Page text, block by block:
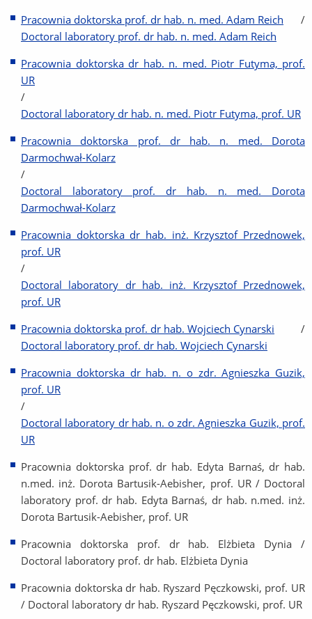
Pracownia doktorska prof. dr hab. n. med. Adam Reich /
Doctoral laboratory prof. dr hab. n. med. Adam Reich
Pracownia doktorska dr hab. n. med. Piotr Futyma, prof.
UR
/
Doctoral laboratory dr hab. n. med. Piotr Futyma, prof. UR
Pracownia doktorska prof. dr hab. n. med. Dorota
Darmochwał-Kolarz
/
Doctoral laboratory prof. dr hab. n. med. Dorota
Darmochwał-Kolarz
Pracownia doktorska dr hab. inż. Krzysztof Przednowek,
prof. UR
/
Doctoral laboratory dr hab. inż. Krzysztof Przednowek,
prof. UR
Pracownia doktorska prof. dr hab. Wojciech Cynarski /
Doctoral laboratory prof. dr hab. Wojciech Cynarski
Pracownia doktorska dr hab. n. o zdr. Agnieszka Guzik,
prof. UR
/
Doctoral laboratory dr hab. n. o zdr. Agnieszka Guzik, prof.
UR
Pracownia doktorska prof. dr hab. Edyta Barnaś, dr hab.
n.med. inż. Dorota Bartusik-Aebisher, prof. UR / Doctoral
laboratory prof. dr hab. Edyta Barnaś, dr hab. n.med. inż.
Dorota Bartusik-Aebisher, prof. UR
Pracownia doktorska prof. dr hab. Elżbieta Dynia /
Doctoral laboratory prof. dr hab. Elżbieta Dynia
Pracownia doktorska dr hab. Ryszard Pęczkowski, prof. UR
/ Doctoral laboratory dr hab. Ryszard Pęczkowski, prof. UR